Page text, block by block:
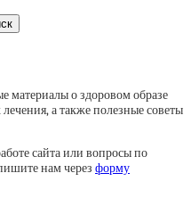
материалы о здоровом образе
а также полезные советы
сайта или вопросы по
нам через форму